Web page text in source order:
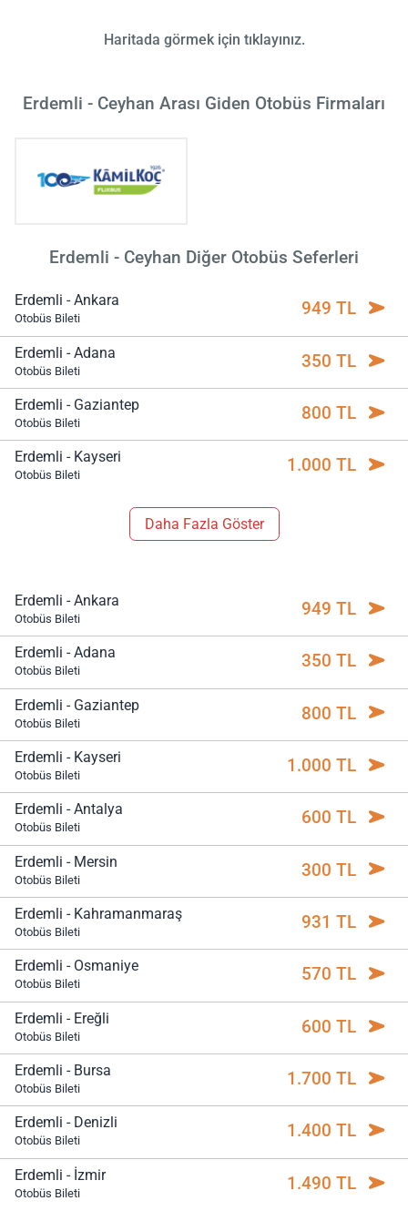
Haritada görmek için tıklayınız.
Erdemli - Ceyhan Arası Giden Otobüs Firmaları
Erdemli - Ceyhan Diğer Otobüs Seferleri
Erdemli - Ankara
Otobüs Bileti 949 TL
Erdemli - Adana
Otobüs Bileti 350 TL
Erdemli - Gaziantep
Otobüs Bileti 800 TL
Erdemli - Kayseri
Otobüs Bileti 1.000 TL
Daha Fazla Göster
Erdemli - Ankara
Otobüs Bileti 949 TL
Erdemli - Adana
Otobüs Bileti 350 TL
Erdemli - Gaziantep
Otobüs Bileti 800 TL
Erdemli - Kayseri
Otobüs Bileti 1.000 TL
Erdemli - Antalya
Otobüs Bileti 600 TL
Erdemli - Mersin
Otobüs Bileti 300 TL
Erdemli - Kahramanmaraş
Otobüs Bileti 931 TL
Erdemli - Osmaniye
Otobüs Bileti 570 TL
Erdemli - Ereğli
Otobüs Bileti 600 TL
Erdemli - Bursa
Otobüs Bileti 1.700 TL
Erdemli - Denizli
Otobüs Bileti 1.400 TL
Erdemli - İzmir
Otobüs Bileti 1.490 TL